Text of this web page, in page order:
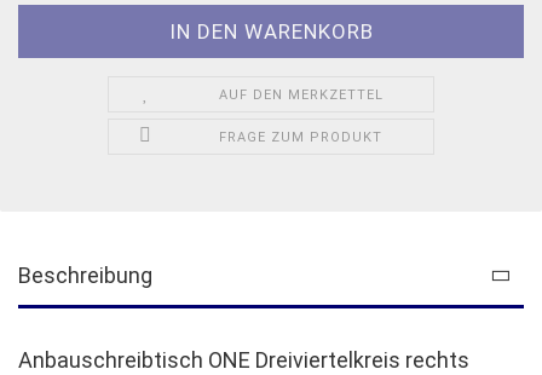
AUF DEN MERKZETTEL
FRAGE ZUM PRODUKT
Beschreibung
Anbauschreibtisch ONE Dreiviertelkreis rechts